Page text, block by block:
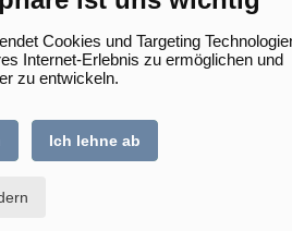
Cookies und Targeting
Internet-Erlebnis zu ermöglichen und
zu entwickeln.
Ich lehne ab